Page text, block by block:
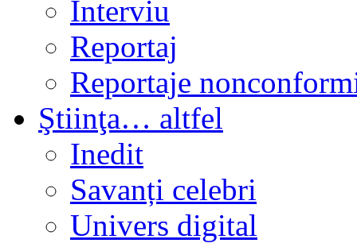
Interviu
Reportaj
Reportaje
Ştiinţa… altfel
Inedit
Savanți celebri
Univers digital